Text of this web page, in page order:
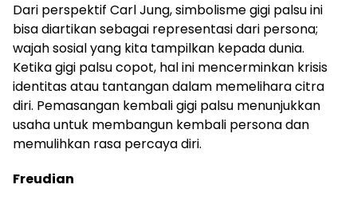
Dari perspektif Carl Jung, simbolisme gigi palsu ini
bisa diartikan sebagai representasi dari persona;
wajah sosial yang kita tampilkan kepada dunia.
Ketika gigi palsu copot, hal ini mencerminkan krisis
identitas atau tantangan dalam memelihara citra
diri. Pemasangan kembali gigi palsu menunjukkan
usaha untuk membangun kembali persona dan
memulihkan rasa percaya diri.
Freudian